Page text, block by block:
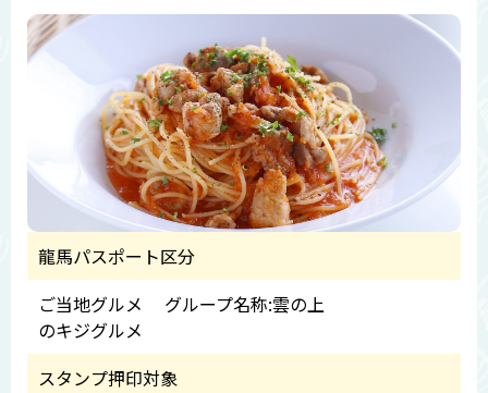
龍馬パスポート区分
ご当地グルメ グループ名称:雲の上
のキジグルメ
スタンプ押印対象